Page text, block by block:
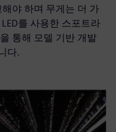
야 하며 무게는 더 가
를 사용한 스포트라
통해 모델 기반 개발
다.